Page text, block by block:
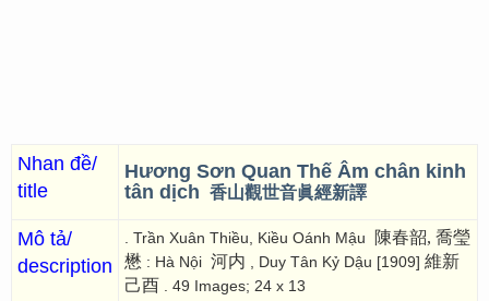
Nhan đề/
title
Hương Sơn Quan Thế Âm chân kinh
tân dịch 香山觀世音眞經新譯
Mô tả/
description
. Trần Xuân Thiều, Kiều Oánh Mậu
陳春韶, 喬瑩
懋 : Hà Nội 河内 , Duy Tân Kỷ Dậu [1909] 維新
己酉 . 49 Images; 24 x 13